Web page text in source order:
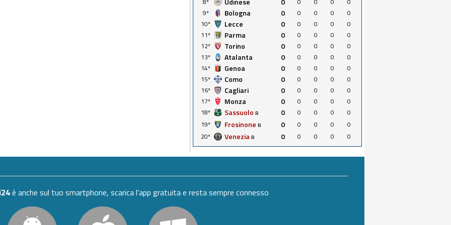
9º
Bologna 0 0 0 0
0
10º
Lecce 0 0 0 0
0
11º
Parma 0 0 0 0
0
12º
Torino 0 0 0 0
0
13º
Atalanta 0 0 0 0
0
14º
Genoa 0 0 0 0
0
15º
Como 0 0 0 0
0
16º
Cagliari 0 0 0 0
0
17º
Monza 0 0 0 0
0
18º
Sassuolo R 0 0 0 0
0
19º
Frosinone R 0 0 0 0
0
20º
Venezia R 0 0 0 0 0
è anche sul tuo smartphone, scarica l'app gratuita e resta sempre connesso